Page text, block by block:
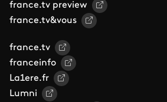
france.tv preview
france.tv&vous
france.tv
franceinfo
La1ere.fr
Lumni